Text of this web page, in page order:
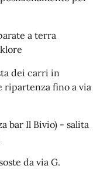
a terra
dei carri in
ripartenza fino a via
bar Il Bivio) - salita
da via G.